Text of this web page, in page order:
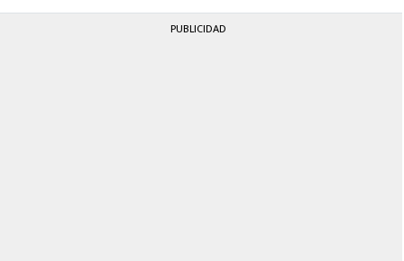
PUBLICIDAD